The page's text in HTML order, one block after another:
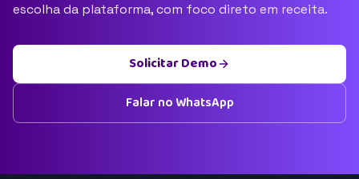
escolha da plataforma, com foco direto em receita.
Solicitar Demo
Falar no WhatsApp